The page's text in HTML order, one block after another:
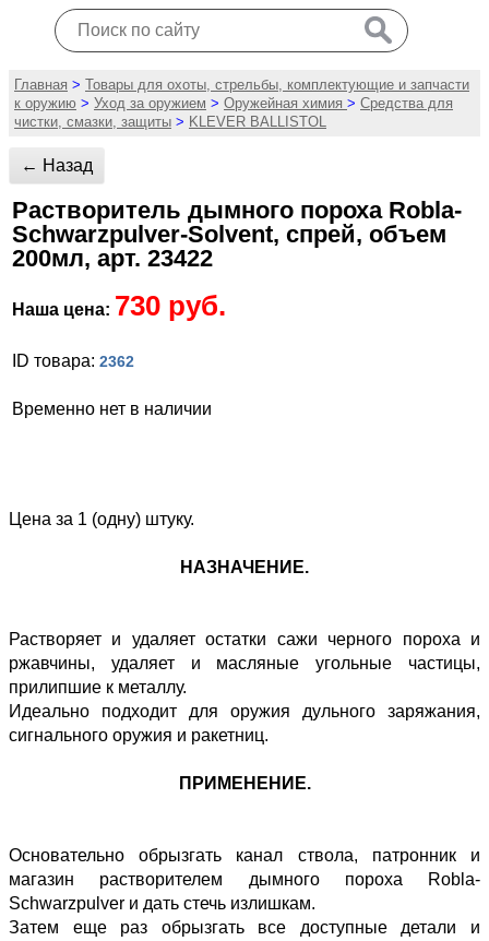
Главная > Товары для охоты, стрельбы, комплектующие и запчасти
к оружию > Уход за оружием > Оружейная химия > Средства для
чистки, смазки, защиты > KLEVER BALLISTOL
← Назад
Растворитель дымного пороха Robla-
Schwarzpulver-Solvent, спрей, объем
200мл, арт. 23422
Наша цена: 730 руб.
ID товара: 2362
Временно нет в наличии
Цена за 1 (одну) штуку.
НАЗНАЧЕНИЕ.
Растворяет и удаляет остатки сажи черного пороха и
ржавчины, удаляет и масляные угольные частицы,
прилипшие к металлу.
Идеально подходит для оружия дульного заряжания,
сигнального оружия и ракетниц.
ПРИМЕНЕНИЕ.
Основательно обрызгать канал ствола, патронник и
магазин растворителем дымного пороха Robla-
Schwarzpulver и дать стечь излишкам.
Затем еще раз обрызгать все доступные детали и